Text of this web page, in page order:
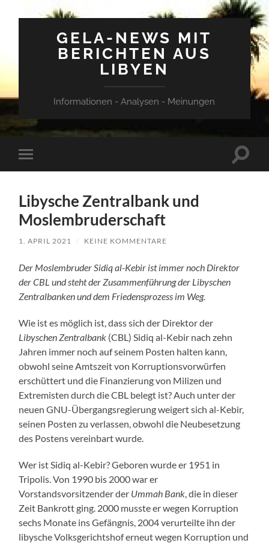
GELA-NEWS MIT
BERICHTEN AUS
LIBYEN
Informationen - Analysen - Meinungen
Mobile-
Menü
Libysche Zentralbank und
Moslembruderschaft
1. APRIL 2021 / KEINE KOMMENTARE
Der Moslembruder Sidiq al-Kebir ist immer noch Direktor
der CBL und steht der Zusammenführung der Libyschen
Zentralbanken und dem Friedensprozess im Weg.
Wie ist es möglich ist, dass sich der Direktor der
Libyschen Zentralbank (CBL) Sidiq al-Kebir nach zehn
Jahren immer noch auf seinem Posten halten kann,
obwohl seine Amtszeit von Korruptionsvorwürfen
erschüttert und die Finanzierung von Milizen und
Extremisten durch die CBL belegt ist? Auch unter der
neuen GNU-Übergangsregierung weigert sich al-Kebir,
seinen Posten zu verlassen, obwohl die Neubesetzung
des Postens vereinbart wurde.
Wer ist Sidiq al-Kebir? Geboren wurde er 1951 in
Tripolis. Von 1990 bis 2000 war er
Vorstandsvorsitzender der Ummah Bank , die in dieser
Zeit Bankrott ging. 2000 musste er wegen Korruption
sechs Monate ins Gefängnis, 2004 verurteilte ihn der
libysche Volksgerichtshof erneut wegen Korruption und